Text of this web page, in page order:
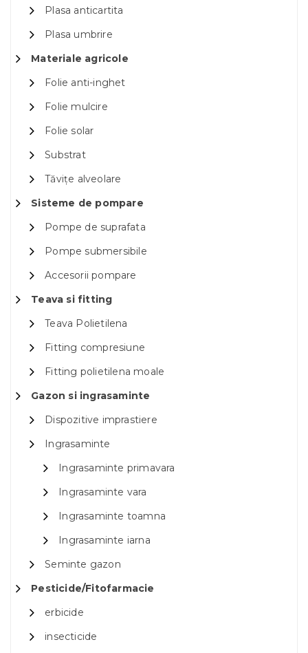
Plasa anticartita
Plasa umbrire
Materiale agricole
Folie anti-inghet
Folie mulcire
Folie solar
Substrat
Tăvițe alveolare
Sisteme de pompare
Pompe de suprafata
Pompe submersibile
Accesorii pompare
Teava si fitting
Teava Polietilena
Fitting compresiune
Fitting polietilena moale
Gazon si ingrasaminte
Dispozitive imprastiere
Ingrasaminte
Ingrasaminte primavara
Ingrasaminte vara
Ingrasaminte toamna
Ingrasaminte iarna
Seminte gazon
Pesticide/Fitofarmacie
erbicide
insecticide